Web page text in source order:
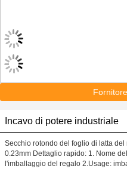
Incavo di potere industriale
Secchio rotondo del foglio di latta
0.23mm Dettaglio rapido: 1. Nome
l'imballaggio del regalo 2.Usage: